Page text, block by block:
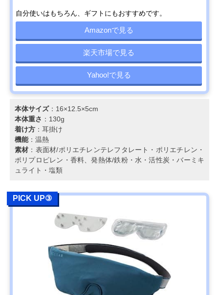
自分使いはもちろん、ギフトにもおすすめです。
Amazonで見る
楽天市場で見る
Yahoo!で見る
本体サイズ：16×12.5×5cm
本体重さ ：130g
着け方 ：耳掛け
機能：温熱
素材 ：表面材/ポリエチレンテレフタレート・ポリエチレン・
ポリプロピレン・香料、発熱体/鉄粉・水・活性炭・バーミキ
ュライト・塩類
PICK UP③